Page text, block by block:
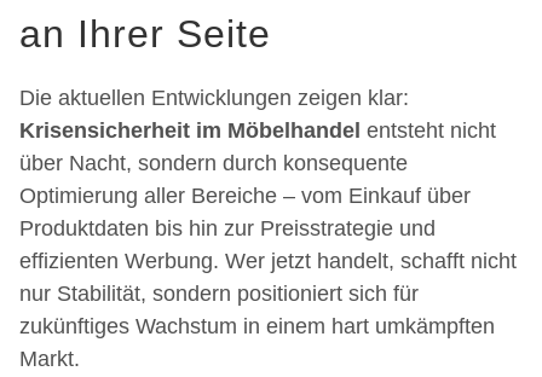
an Ihrer Seite
Die aktuellen Entwicklungen zeigen klar:
Krisensicherheit im Möbelhandel entsteht nicht
über Nacht, sondern durch konsequente
Optimierung aller Bereiche – vom Einkauf über
Produktdaten bis hin zur Preisstrategie und
effizienten Werbung. Wer jetzt handelt, schafft nicht
nur Stabilität, sondern positioniert sich für
zukünftiges Wachstum in einem hart umkämpften
Markt.